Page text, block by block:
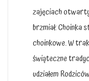
zajęciach
brzmiał: Choinka
choinkowe. W
świąteczne
udziałem